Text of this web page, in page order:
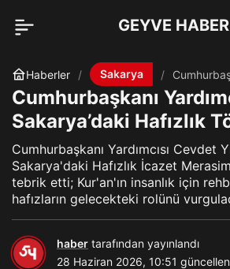
GEYVE HABER
Haberler Sakarya
Yılmaz,
Cumhurbaşkanı
Sakarya’daki Hafızlık
Cumhurbaşkanı Yardımcısı Cevdet
Sakarya'daki Hafızlık İcazet
tebrik etti; Kur'an'ın insanlık için
hafızların gelecekteki rolünü
haber tarafından yayınlandı
28 Haziran 2026, 10:51